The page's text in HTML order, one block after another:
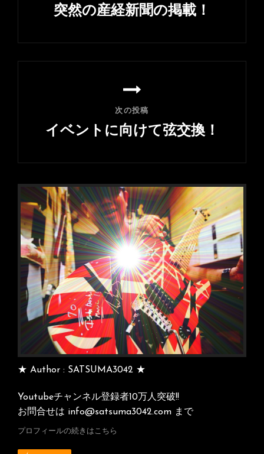
ー
シ
突然の産経新聞の掲載！
の
次の投稿
イベントに向けて弦交換！
の
稿
★ Author : SATSUMA3042 ★
Youtubeチャンネル登録者10万人突破!!
お問合せは info@satsuma3042.com まで
プロフィールの続きはこちら